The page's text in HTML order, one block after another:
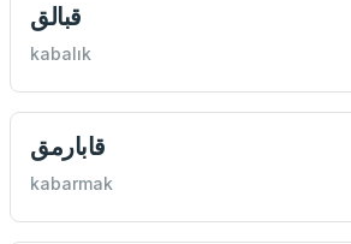
قبالق
kabalık
قابارمق
kabarmak